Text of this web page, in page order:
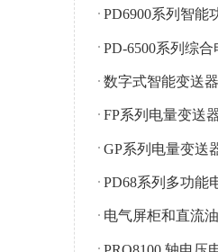
PD6900系列智能
PD-6500系列综
数字式智能变送器
FP系列电量变送
GP系列电量变送
PD68系列多功能
电气屏柜和直流